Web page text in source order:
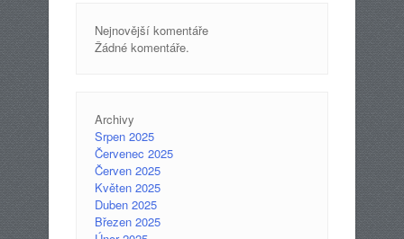
Nejnovější komentáře
Žádné komentáře.
Archivy
Srpen 2025
Červenec 2025
Červen 2025
Květen 2025
Duben 2025
Březen 2025